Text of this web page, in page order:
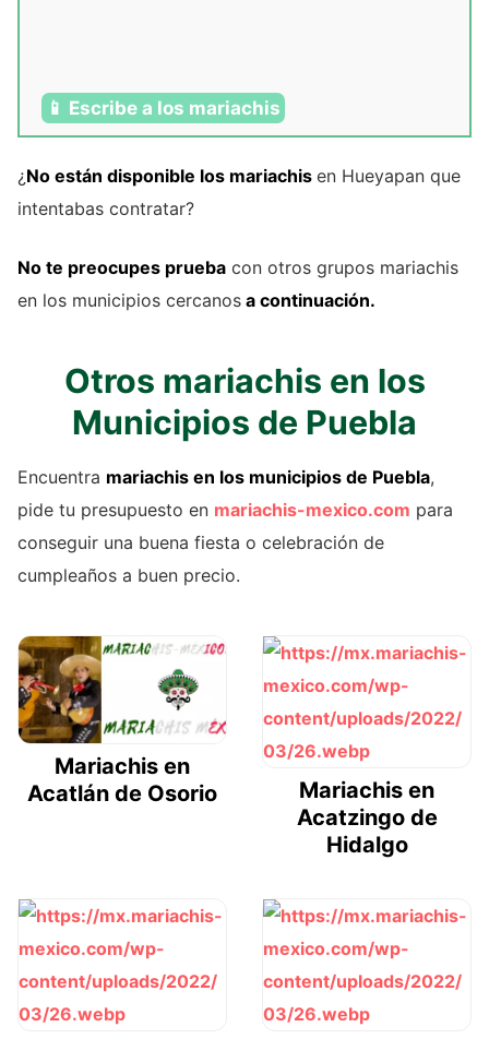
📱 Escribe a los mariachis
¿No están disponible los mariachis en Hueyapan que
intentabas contratar?
No te preocupes prueba con otros grupos mariachis
en los municipios cercanos a continuación.
Otros mariachis en los
Municipios de Puebla
Encuentra mariachis en los municipios de Puebla,
pide tu presupuesto en mariachis-mexico.com para
conseguir una buena fiesta o celebración de
cumpleaños a buen precio.
Mariachis en
Acatlán de Osorio
Mariachis en
Acatzingo de
Hidalgo